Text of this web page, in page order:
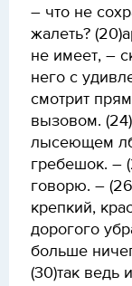
– что не
жалеть?
не имеет, –
него с
смотрит
вызовом.
лысеющем
гребешок. –
говорю. –
крепкий,
дорогого
больше
(30)так ведь